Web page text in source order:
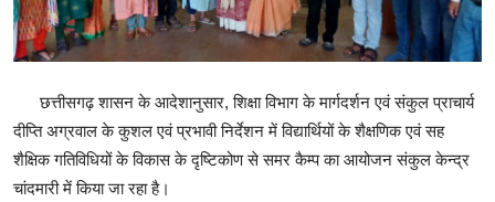
राजनीति
Hindi
छत्तीसगढ़ शासन के आदेशानुसार, शिक्षा विभाग के मार्गदर्शन एवं संकुल प्राचार्य
दीप्ति अग्रवाल के कुशल एवं प्रभावी निर्देशन में विद्यार्थियों के शैक्षणिक एवं सह
शैक्षिक गतिविधियों के विकास के दृष्टिकोण से समर कैम्प का आयोजन संकुल केन्द्र
चांदमारी में किया जा रहा है।